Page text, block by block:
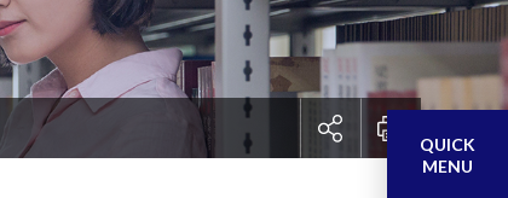
QUICK
MENU